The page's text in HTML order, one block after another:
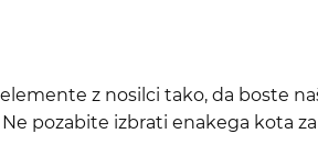
z nosilci tako, da boste
pozabite izbrati enakega kota